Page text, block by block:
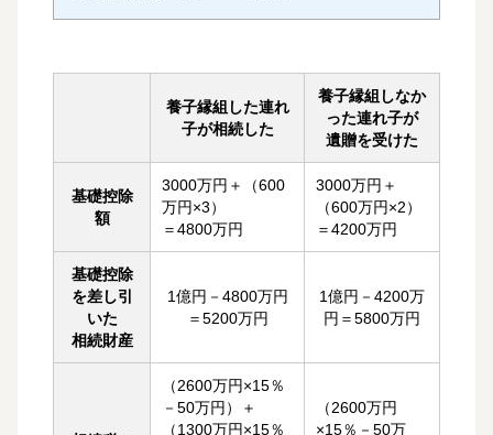
養子縁組した連れ
子が相続した
養子縁組しなか
った連れ子が
遺贈を受けた
基礎控除
額
3000万円＋（600
万円×3）
＝4800万円
3000万円＋
（600万円×2）
＝4200万円
基礎控除
を差し引
いた
相続財産
1億円－4800万円
＝5200万円
1億円－4200万
円＝5800万円
（2600万円×15％
－50万円）＋
（1300万円×15％
（2600万円
×15％－50万